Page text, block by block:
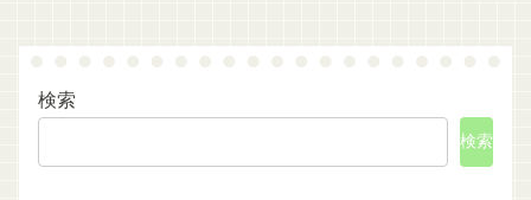
検索
検索